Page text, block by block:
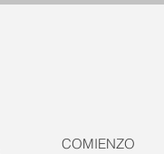
COMIENZO